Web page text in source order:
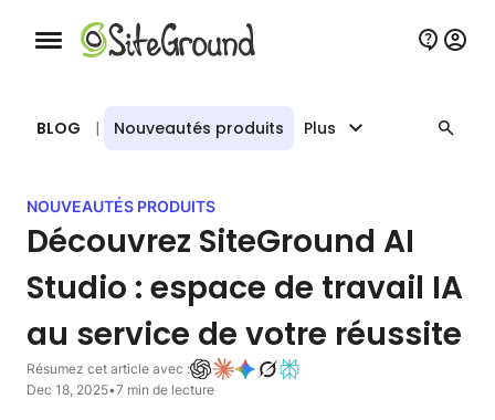
Bouton de navigation mobile
BLOG | Nouveautés produits Plus
NOUVEAUTÉS PRODUITS
Découvrez SiteGround AI
Studio : espace de travail IA
au service de votre réussite
Résumez cet article avec :
Dec 18, 2025•7 min de lecture